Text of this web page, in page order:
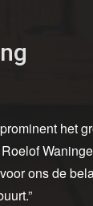
het
ons de